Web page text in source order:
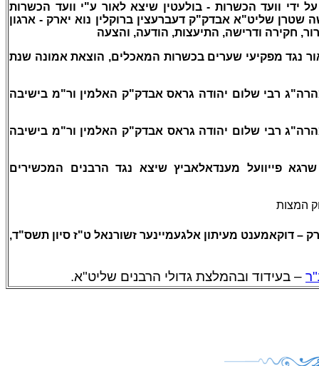
ידי וועד הכשרות - בולעטין שיצא לאור ע"י וועד הכשרות
שטרן שליט"א אבדק"ק דעברעצין ברוקלין נוא יארק - ארגון
חקירה ודרישה, התיעצות, הודעה, והצעה
נגד מפקיעי שערים בכשרות המאכלים, הוצאת אמונה שנת
רבי שלום יהודה גראס אבדק"ק האלמין ור"מ בישיבה
רבי שלום יהודה גראס אבדק"ק האלמין ור"מ בישיבה
פייוועל מענדאלאביץ שיצא נגד הרבנים המכשירים
המצות
– דוקאמענט מעיתון אלגעמיינער זשורנאל ט"ז סיון תשס"ד,
– בעידוד ובהמלצת גדולי הרבנים שליט"א.